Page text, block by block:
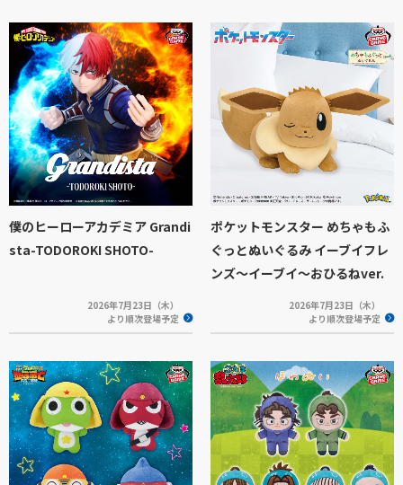
僕のヒーローアカデミア Grandi
sta-TODOROKI SHOTO-
2026年7月23日（木）
より順次登場予定
ポケットモンスター めちゃもふ
ぐっとぬいぐるみ イーブイフレ
ンズ～イーブイ～おひるねver.
2026年7月23日（木）
より順次登場予定